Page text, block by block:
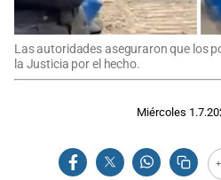
Las autoridades aseguraron que los
la Justicia por el hecho.
Miércoles